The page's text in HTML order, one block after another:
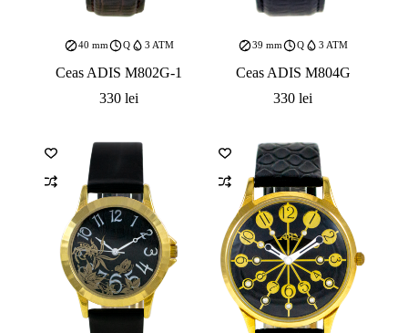
40 mm Q 3 ATM
Ceas ADIS M802G-1
330lei
39 mm Q 3 ATM
Ceas ADIS M804G
330lei